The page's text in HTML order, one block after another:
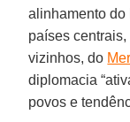
alinhamento do
países
vizinhos, do
diplomacia
povos e